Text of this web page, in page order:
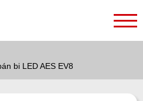
bi LED AES EV8